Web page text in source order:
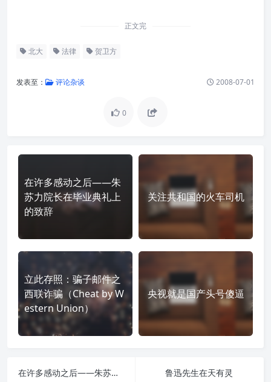
正文完
北大 法律 贺卫方
发表至： 评论杂谈 2008-07-01
0
在许多感动之后——朱
苏力院长在毕业典礼上
的致辞
关注共和国的火车司机
立此存照：骗子邮件之
西联诈骗（Cheat by W
estern Union）
央视就是国产头号傻逼
在许多感动之后——朱苏力院长在毕业典礼上的致辞
鲁迅先生在天有灵